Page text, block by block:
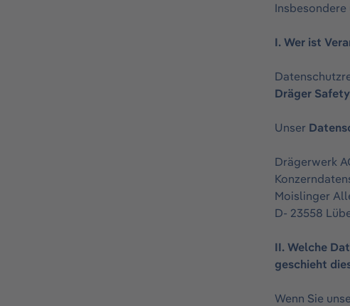
Insbesondere
I. Wer ist
Dräger
Unser
Drägerwerk
Moislinger
D- 23558
II. Welche
geschieht
Wenn Sie